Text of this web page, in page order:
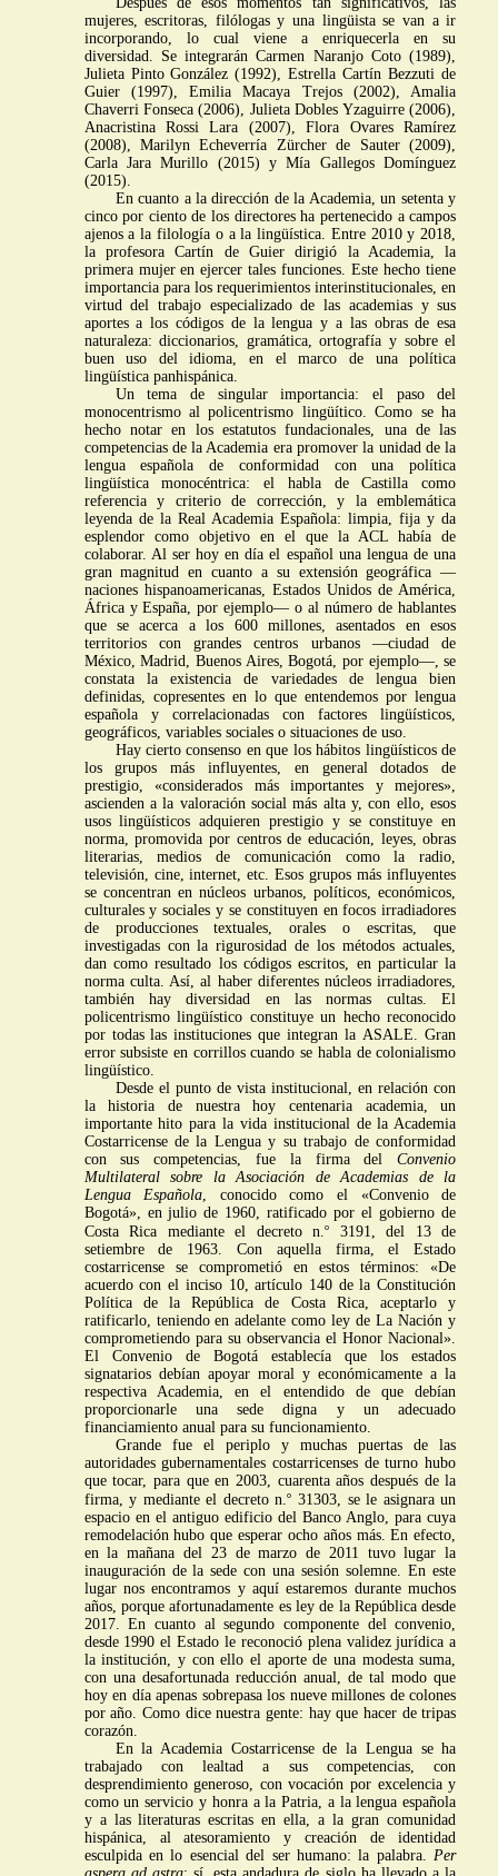
mujeres, escritoras, filólogas y una lingüista se van a ir
incorporando, lo cual viene a enriquecerla en su
diversidad. Se integrarán Carmen Naranjo Coto (1989),
Julieta Pinto González (1992), Estrella Cartín Bezzuti de
Guier (1997), Emilia Macaya Trejos (2002), Amalia
Chaverri Fonseca (2006), Julieta Dobles Yzaguirre (2006),
Anacristina Rossi Lara (2007), Flora Ovares Ramírez
(2008), Marilyn Echeverría Zürcher de Sauter (2009),
Carla Jara Murillo (2015) y Mía Gallegos Domínguez
(2015).
En cuanto a la dirección de la Academia, un setenta y
cinco por ciento de los directores ha pertenecido a campos
ajenos a la filología o a la lingüística. Entre 2010 y 2018,
la profesora Cartín de Guier dirigió la Academia, la
primera mujer en ejercer tales funciones. Este hecho tiene
importancia para los requerimientos interinstitucionales, en
virtud del trabajo especializado de las academias y sus
aportes a los códigos de la lengua y a las obras de esa
naturaleza: diccionarios, gramática, ortografía y sobre el
buen uso del idioma, en el marco de una política
lingüística panhispánica.
Un tema de singular importancia: el paso del
monocentrismo al policentrismo lingüítico. Como se ha
hecho notar en los estatutos fundacionales, una de las
competencias de la Academia era promover la unidad de la
lengua española de conformidad con una política
lingüística monocéntrica: el habla de Castilla como
referencia y criterio de corrección, y la emblemática
leyenda de la Real Academia Española: limpia, fija y da
esplendor como objetivo en el que la ACL había de
colaborar. Al ser hoy en día el español una lengua de una
gran magnitud en cuanto a su extensión geográfica —
naciones hispanoamericanas, Estados Unidos de América,
África y España, por ejemplo— o al número de hablantes
que se acerca a los 600 millones, asentados en esos
territorios con grandes centros urbanos —ciudad de
México, Madrid, Buenos Aires, Bogotá, por ejemplo—, se
constata la existencia de variedades de lengua bien
definidas, copresentes en lo que entendemos por lengua
española y correlacionadas con factores lingüísticos,
geográficos, variables sociales o situaciones de uso.
Hay cierto consenso en que los hábitos lingüísticos de
los grupos más influyentes, en general dotados de
prestigio, «considerados más importantes y mejores»,
ascienden a la valoración social más alta y, con ello, esos
usos lingüísticos adquieren prestigio y se constituye en
norma, promovida por centros de educación, leyes, obras
literarias, medios de comunicación como la radio,
televisión, cine, internet, etc. Esos grupos más influyentes
se concentran en núcleos urbanos, políticos, económicos,
culturales y sociales y se constituyen en focos irradiadores
de producciones textuales, orales o escritas, que
investigadas con la rigurosidad de los métodos actuales,
dan como resultado los códigos escritos, en particular la
norma culta. Así, al haber diferentes núcleos irradiadores,
también hay diversidad en las normas cultas. El
policentrismo lingüístico constituye un hecho reconocido
por todas las instituciones que integran laASALE. Gran
error subsiste en corrillos cuando se habla de colonialismo
lingüístico.
Desde el punto de vista institucional, en relación con
la historia de nuestra hoy centenaria academia, un
importante hito para la vida institucional de la Academia
Costarricense de la Lengua y su trabajo de conformidad
con sus competencias, fue la firma delConvenio
Multilateral sobre la Asociación de Academias de la
Lengua Española, conocido como el «Convenio de
Bogotá», en julio de 1960, ratificado por el gobierno de
Costa Rica mediante el decreto n.o
3191, del 13 de
setiembre de 1963. Con aquella firma, el Estado
costarricense se comprometió en estos términos: «De
acuerdo con el inciso 10, artículo 140 de la Constitución
Política de la República de Costa Rica, aceptarlo y
ratificarlo, teniendo en adelante como ley de La Nación y
comprometiendo para su observancia el Honor Nacional».
El Convenio de Bogotá establecía que los estados
signatarios debían apoyar moral y económicamente a la
respectiva Academia, en el entendido de que debían
proporcionarle una sede digna y un adecuado
financiamiento anual para su funcionamiento.
Grande fue el periplo y muchas puertas de las
autoridades gubernamentales costarricenses de turno hubo
que tocar, para que en 2003, cuarenta años después de la
firma, y mediante el decreto n.o
31303, se le asignara un
espacio en el antiguo edificio del Banco Anglo, para cuya
remodelación hubo que esperar ocho años más. En efecto,
en la mañana del 23 de marzo de 2011 tuvo lugar la
inauguración de la sede con una sesión solemne. En este
lugar nos encontramos y aquí estaremos durante muchos
años, porque afortunadamente es ley de la República desde
2017. En cuanto al segundo componente del convenio,
desde 1990 el Estado le reconoció plena validez jurídica a
la institución, y con ello el aporte de una modesta suma,
con una desafortunada reducción anual, de tal modo que
hoy en día apenas sobrepasa los nueve millones de colones
por año. Como dice nuestra gente: hay que hacer de tripas
corazón.
En la Academia Costarricense de la Lengua se ha
trabajado con lealtad a sus competencias, con
desprendimiento generoso, con vocación por excelencia y
como un servicio y honra a la Patria, a la lengua española
y a las literaturas escritas en ella, a la gran comunidad
hispánica, al atesoramiento y creación de identidad
esculpida en lo esencial del ser humano: la palabra. Per